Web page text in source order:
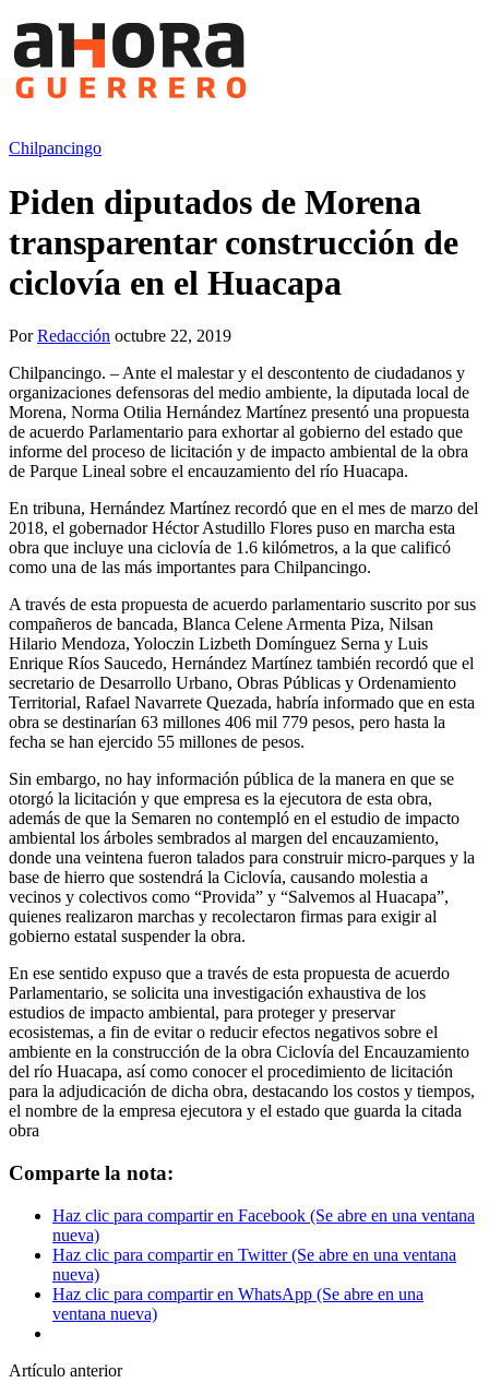
Chilpancingo
Piden diputados de Morena
transparentar construcción de
ciclovía en el Huacapa
PorRedacción octubre 22, 2019
Chilpancingo. – Ante el malestar y el descontento de ciudadanos y
organizaciones defensoras del medio ambiente, la diputada local de
Morena, Norma Otilia Hernández Martínez presentó una propuesta
de acuerdo Parlamentario para exhortar al gobierno del estado que
informe del proceso de licitación y de impacto ambiental de la obra
de Parque Lineal sobre el encauzamiento del río Huacapa.
En tribuna, Hernández Martínez recordó que en el mes de marzo del
2018, el gobernador Héctor Astudillo Flores puso en marcha esta
obra que incluye una ciclovía de 1.6 kilómetros, a la que calificó
como una de las más importantes para Chilpancingo.
A través de esta propuesta de acuerdo parlamentario suscrito por sus
compañeros de bancada, Blanca Celene Armenta Piza, Nilsan
Hilario Mendoza, Yoloczin Lizbeth Domínguez Serna y Luis
Enrique Ríos Saucedo, Hernández Martínez también recordó que el
secretario de Desarrollo Urbano, Obras Públicas y Ordenamiento
Territorial, Rafael Navarrete Quezada, habría informado que en esta
obra se destinarían 63 millones 406 mil 779 pesos, pero hasta la
fecha se han ejercido 55 millones de pesos.
Sin embargo, no hay información pública de la manera en que se
otorgó la licitación y que empresa es la ejecutora de esta obra,
además de que la Semaren no contempló en el estudio de impacto
ambiental los árboles sembrados al margen del encauzamiento,
donde una veintena fueron talados para construir micro-parques y la
base de hierro que sostendrá la Ciclovía, causando molestia a
vecinos y colectivos como “Provida” y “Salvemos al Huacapa”,
quienes realizaron marchas y recolectaron firmas para exigir al
gobierno estatal suspender la obra.
En ese sentido expuso que a través de esta propuesta de acuerdo
Parlamentario, se solicita una investigación exhaustiva de los
estudios de impacto ambiental, para proteger y preservar
ecosistemas, a fin de evitar o reducir efectos negativos sobre el
ambiente en la construcción de la obra Ciclovía del Encauzamiento
del río Huacapa, así como conocer el procedimiento de licitación
para la adjudicación de dicha obra, destacando los costos y tiempos,
el nombre de la empresa ejecutora y el estado que guarda la citada
obra
Comparte la nota:
Haz clic para compartir en Facebook (Se abre en una ventana
nueva)
Haz clic para compartir en Twitter (Se abre en una ventana
nueva)
Haz clic para compartir en WhatsApp (Se abre en una
ventana nueva)
Artículo anterior